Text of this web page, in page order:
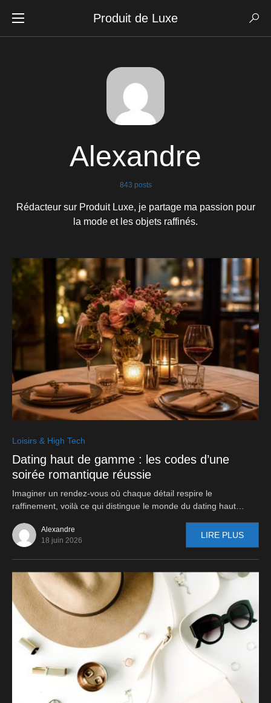
Produit de Luxe
Alexandre
843 posts
Rédacteur sur Produit Luxe, je partage ma passion pour
la mode et les objets raffinés.
Loisirs & High Tech
Dating haut de gamme : les codes d’une
soirée romantique réussie
Imaginer un rendez-vous où chaque détail respire le
raffinement, voilà ce qui distingue le monde du dating haut…
Alexandre
18 juin 2026
LIRE PLUS